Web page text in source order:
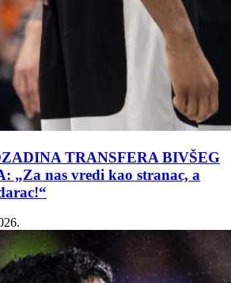
TRANSFERA BIVŠEG
„Za nas vredi kao stranac, a